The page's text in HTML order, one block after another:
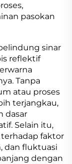
pasokan
sinar
reflektif
Tanpa
atau proses
terjangkau,
dasar
Selain itu,
faktor
dan fluktuasi
dengan